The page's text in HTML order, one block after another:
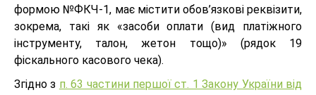
формою №ФКЧ-1, має містити обов’язкові реквізити,
зокрема, такі як «засоби оплати (вид платіжного
інструменту, талон, жетон тощо)» (рядок 19
фіскального касового чека).
Згідно з п. 63 частини першої ст. 1 Закону України від